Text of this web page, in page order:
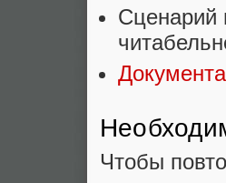
Сценарий
Чтобы